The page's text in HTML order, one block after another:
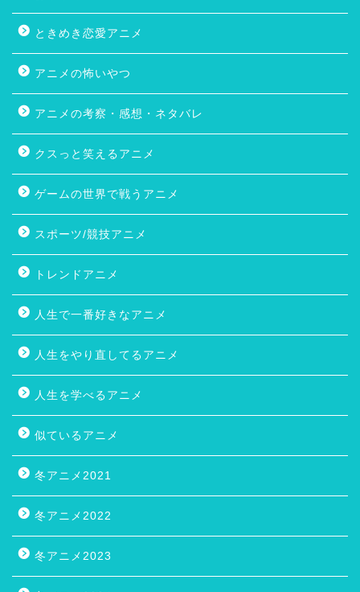
ときめき恋愛アニメ
アニメの怖いやつ
アニメの考察・感想・ネタバレ
クスっと笑えるアニメ
ゲームの世界で戦うアニメ
スポーツ/競技アニメ
トレンドアニメ
人生で一番好きなアニメ
人生をやり直してるアニメ
人生を学べるアニメ
似ているアニメ
冬アニメ2021
冬アニメ2022
冬アニメ2023